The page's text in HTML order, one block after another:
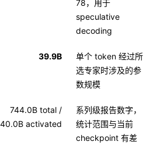
78，用于
speculative
decoding
39.9B
单个 token 经过所
选专家时涉及的参
数规模
744.0B total /
40.0B activated
系列级报告数字，
统计范围与当前
checkpoint 有差